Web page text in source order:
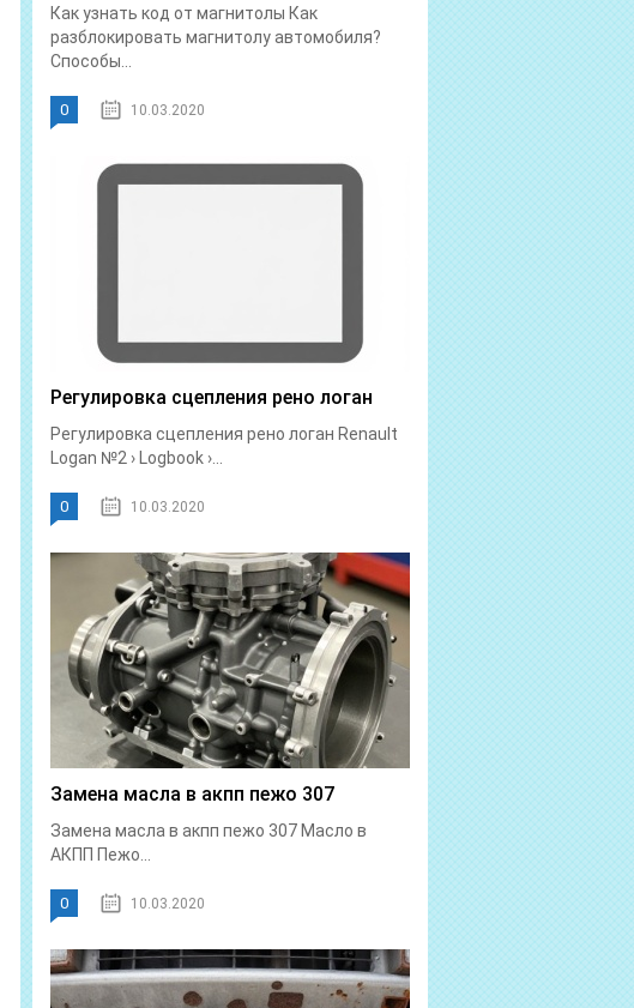
Как узнать код от магнитолы Как
разблокировать магнитолу автомобиля?
Способы...
0 10.03.2020
Регулировка сцепления рено логан
Регулировка сцепления рено логан Renault
Logan №2 › Logbook ›...
0 10.03.2020
Замена масла в акпп пежо 307
Замена масла в акпп пежо 307 Масло в
АКПП Пежо...
0 10.03.2020